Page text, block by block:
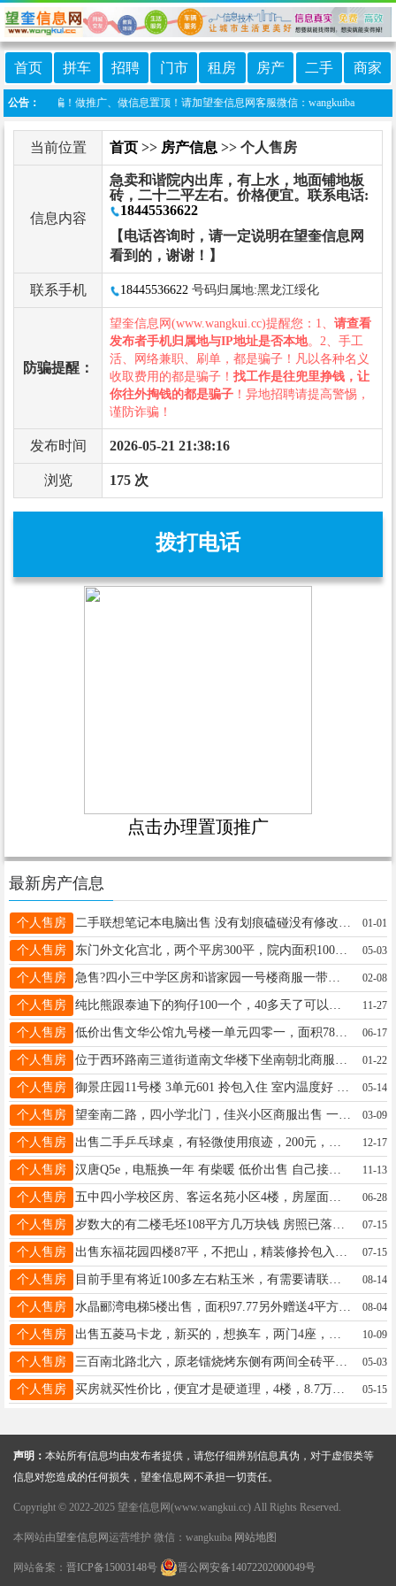
首页 拼车 招聘 门市 租房 房产 二手 商家
公告：
谨防诈骗！做推广、做信息置顶！请加望奎信息网客服微信：wangkuiba
当前位置 首页 >> 房产信息 >> 个人售房
信息内容
急卖和谐院内出库，有上水，地面铺地板
砖，二十二平左右。价格便宜。联系电话:
18445536622
【电话咨询时，请一定说明在望奎信息网
看到的，谢谢！】
联系手机 18445536622 号码归属地:黑龙江绥化
防骗提醒：
望奎信息网(www.wangkui.cc)提醒您：1、 请查看
发布者手机归属地与IP地址是否本地。2、手工
活、网络兼职、刷单，都是骗子！凡以各种名义
收取费用的都是骗子！ 找工作是往兜里挣钱，让
你往外掏钱的都是骗子 ！异地招聘请提高警惕，
谨防诈骗！
发布时间 2026-05-21 21:38:16
浏览 175 次
拨打电话
点击办理置顶推广
最新房产信息
个人售房 01-01
个人售房 东门外文化宫北，两个平房300平，院内面积1000平。18746522385 05-03
个人售房 急售?四小三中学区房和谐家园一号楼商服一带二150平，院内车库一起超低价出售，有房照，可贷款，住宅的价格买商服，商住两用13845505553 02-08
个人售房 11-27
个人售房 低价出售文华公馆九号楼一单元四零一，面积78平，南北通透，拎包入住，价格低廉，下楼就是二中，五中，四小。电话15245510606 06-17
个人售房 01-22
个人售房 05-14
个人售房 望奎南二路，四小学北门，佳兴小区商服出售 一二楼，面积146平米，15046629991 03-09
个人售房 12-17
个人售房 汉唐Q5e，电瓶换一年 有柴暖 低价出售 自己接娃代步车 有意者联系13845572356 11-13
个人售房 06-28
个人售房 07-15
个人售房 07-15
个人售房 08-14
个人售房 水晶郦湾电梯5楼出售，面积97.77另外赠送4平方室内家电家具齐全拎包入住联系电话18724362322 08-04
个人售房 10-09
个人售房 三百南北路北六，原老镭烧烤东侧有两间全砖平房出租出卖。电话：13763789017 15245511180 05-03
个人售房 买房就买性价比，便宜才是硬道理，4楼，8.7万不讲，南北通透，下楼五中，不山不顶，看房电话18746526850 05-15
声明： 本站所有信息均由发布者提供，请您仔细辨别信息真伪，对于虚假类等
信息对您造成的任何损失，望奎信息网不承担一切责任。
Copyright © 2022-2025 望奎信息网(www.wangkui.cc) All Rights Reserved.
本网站由望奎信息网 运营维护 微信：wangkuiba 网站地图
网站备案： 晋ICP备15003148号 晋公网安备14072202000049号